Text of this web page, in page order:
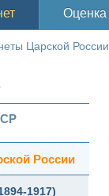
Оценка
Царской России
Россия
гг.
года
России
1917)